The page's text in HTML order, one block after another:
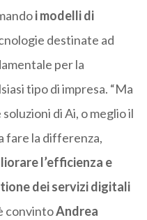
i modelli di
destinate ad
per la
tipo di impresa. “Ma
di Ai, o meglio il
fare la differenza,
l’efficienza e
dei servizi digitali
convintoAndrea